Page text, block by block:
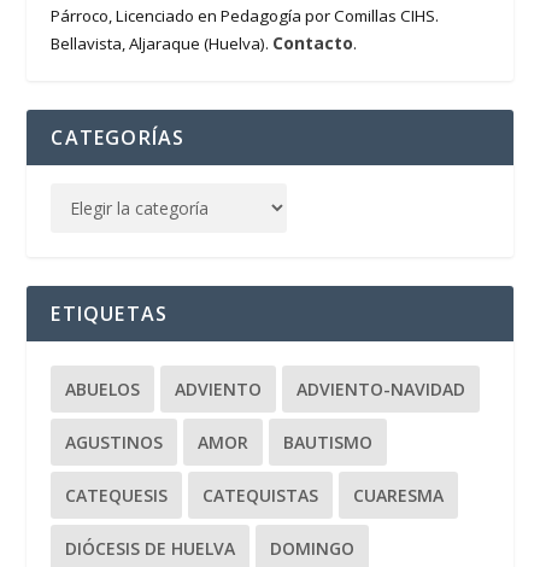
Párroco, Licenciado en Pedagogía por Comillas CIHS.
Bellavista, Aljaraque (Huelva). Contacto.
CATEGORÍAS
ETIQUETAS
ABUELOS ADVIENTO ADVIENTO-NAVIDAD
AGUSTINOS AMOR BAUTISMO
CATEQUESIS CATEQUISTAS CUARESMA
DIÓCESIS DE HUELVA DOMINGO